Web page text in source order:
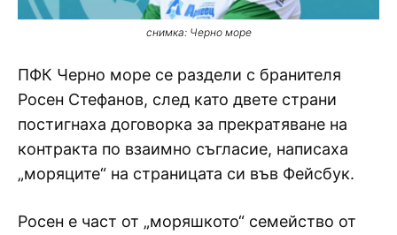
снимка: Черно море
ПФК Черно море се раздели с бранителя
Росен Стефанов, след като двете страни
постигнаха договорка за прекратяване на
контракта по взаимно съгласие, написаха
„моряците“ на страницата си във Фейсбук.
Росен е част от „моряшкото“ семейство от